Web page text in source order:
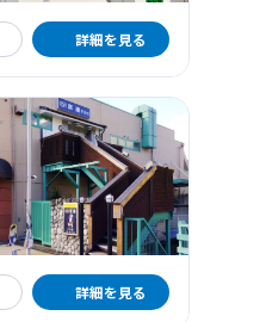
詳細を見る
詳細を見る